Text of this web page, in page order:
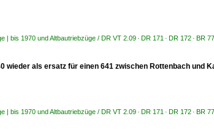
| bis 1970 und Altbautriebzüge / DR VT 2.09 · DR 171 · DR 172 · BR
wieder als ersatz für einen 641 zwischen Rottenbach und
| bis 1970 und Altbautriebzüge / DR VT 2.09 · DR 171 · DR 172 · BR